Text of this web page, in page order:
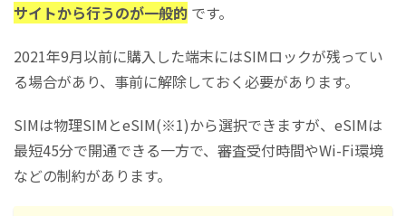
サイトから行うのが一般的 です。
​​​​​​​2021年9月以前に購入した端末にはSIMロックが残ってい
る場合があり、事前に解除しておく必要があります。
SIMは物理SIMとeSIM(※1)から選択できますが、eSIMは
最短45分で開通できる一方で、審査受付時間やWi-Fi環境
などの制約があります。